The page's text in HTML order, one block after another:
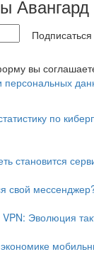
Авангард
Подписаться
вы
персональных
по
становится
свой
Эволюция